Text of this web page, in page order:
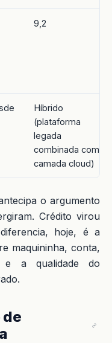
9,2
Híbrido
(plataforma
legada
combinada com
camada cloud)
o argumento
Crédito virou
hoje, é a
maquininha, conta,
a qualidade do
de